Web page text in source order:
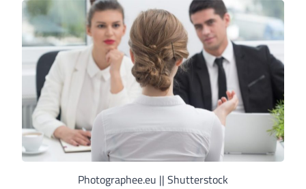
Photographee.eu || Shutterstock